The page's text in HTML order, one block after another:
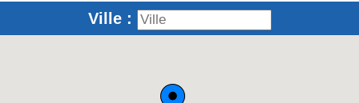
Ville :